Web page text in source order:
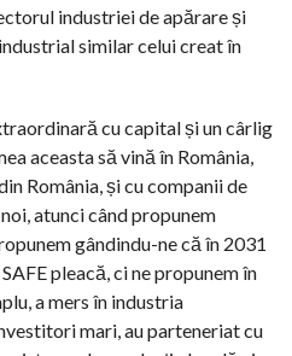
industriei de apărare și
similar celui creat în
cu capital și un cârlig
aceasta să vină în România,
România, și cu companii de
atunci când propunem
gândindu-ne că în 2031
pleacă, ci ne propunem în
a mers în industria
mari, au parteneriat cu